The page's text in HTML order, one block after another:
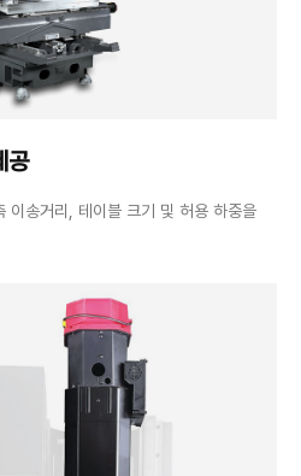
공
이송거리, 테이블 크기 및 허용 하중을